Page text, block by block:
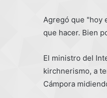
Agregó que "hoy
que hacer. Bien
El ministro del
kirchnerismo, a
Cámpora